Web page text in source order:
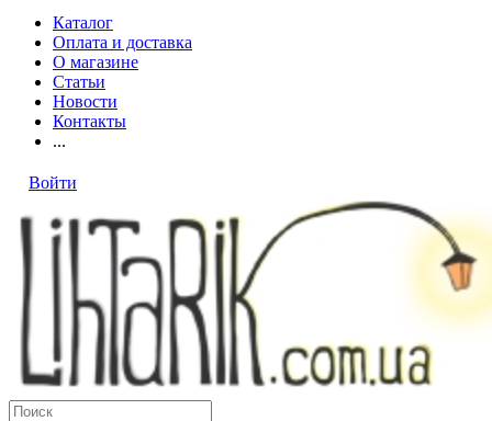
Каталог
Оплата и доставка
О магазине
Статьи
Новости
Контакты
...
Войти